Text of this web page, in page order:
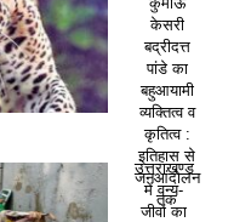
केसरी
बद्रीदत्त
पांडे का
बहुआयामी
व्यक्तित्व व
कृतित्व :
इतिहास से
जनआंदोलन
तक
उत्तराखण्ड
में वन्य-
जीवों का